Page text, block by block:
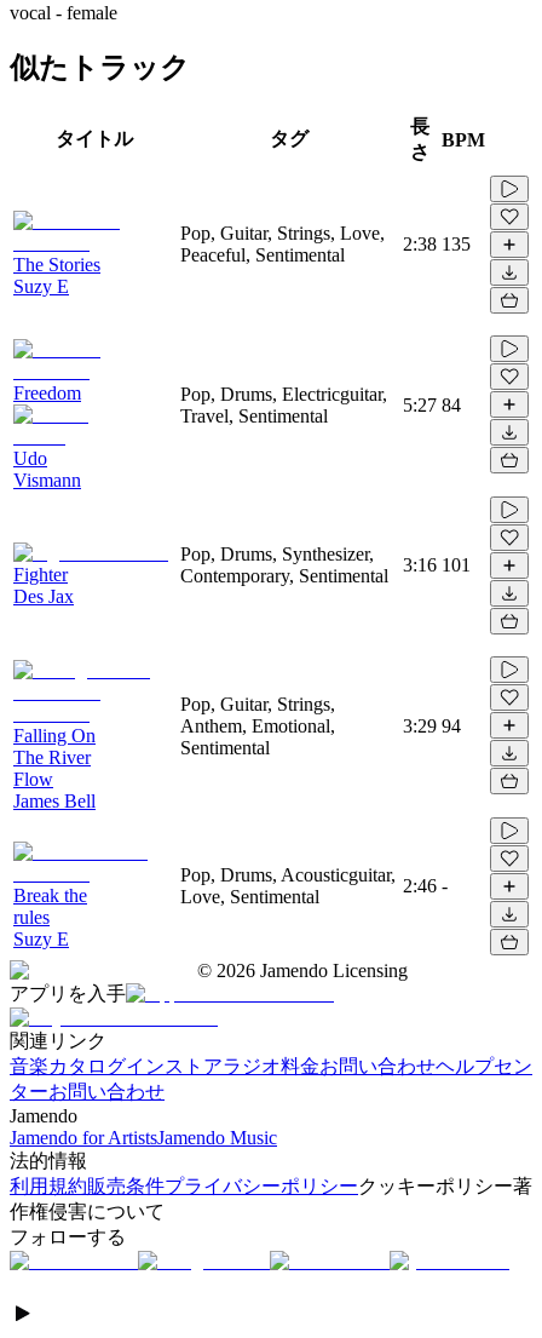
vocal - female
似たトラック
タイトル タグ
長
さ
BPM
The Stories
Suzy E
Pop, Guitar, Strings, Love,
Peaceful, Sentimental
2:38 135
Freedom
Udo
Vismann
Pop, Drums, Electricguitar,
Travel, Sentimental
5:27 84
Fighter
Des Jax
Pop, Drums, Synthesizer,
Contemporary, Sentimental
3:16 101
Falling On
The River
Flow
James Bell
Pop, Guitar, Strings,
Anthem, Emotional,
Sentimental
3:29 94
Break the
rules
Suzy E
Pop, Drums, Acousticguitar,
Love, Sentimental
2:46 -
© 2026 Jamendo Licensing
アプリを入手
関連リンク
音楽カタログインストアラジオ料金お問い合わせヘルプセン
ターお問い合わせ
Jamendo
Jamendo for ArtistsJamendo Music
法的情報
利用規約販売条件プライバシーポリシークッキーポリシー著
作権侵害について
フォローする